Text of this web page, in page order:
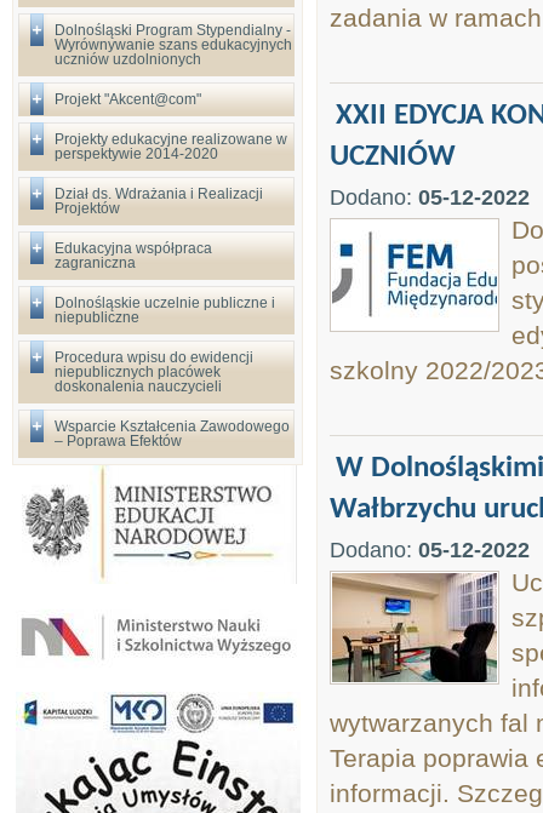
Dolnośląski Program Stypendialny -
Wyrównywanie szans edukacyjnych
uczniów uzdolnionych
Projekt "Akcent@com"
Projekty edukacyjne realizowane w
perspektywie 2014-2020
Dział ds. Wdrażania i Realizacji
Projektów
Edukacyjna współpraca
zagraniczna
Dolnośląskie uczelnie publiczne i
niepubliczne
Procedura wpisu do ewidencji
niepublicznych placówek
doskonalenia nauczycieli
Wsparcie Kształcenia Zawodowego
– Poprawa Efektów
zadania w
XXII EDYCJA
UCZNIÓW
Dodano: 05-12-2022
szkolny 2022/
W
Wałbrzychu
Dodano: 05-12-2022
wytwarzanych fal
Terapia poprawia
informacji.